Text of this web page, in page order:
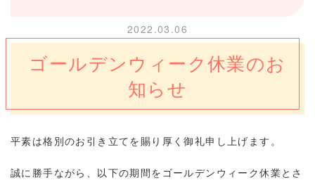
2022.03.06
ゴールデンウィーク休業のお
知らせ
平素は格別のお引き立てを賜り厚く御礼申し上げます。
誠に勝手ながら、以下の期間をゴールデンウィーク休業とさ